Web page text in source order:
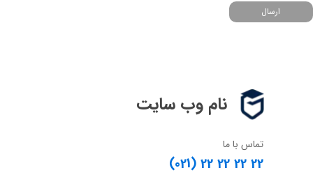
ارسال
نام وب سایت
تماس با ما
(021) 22 22 22 22